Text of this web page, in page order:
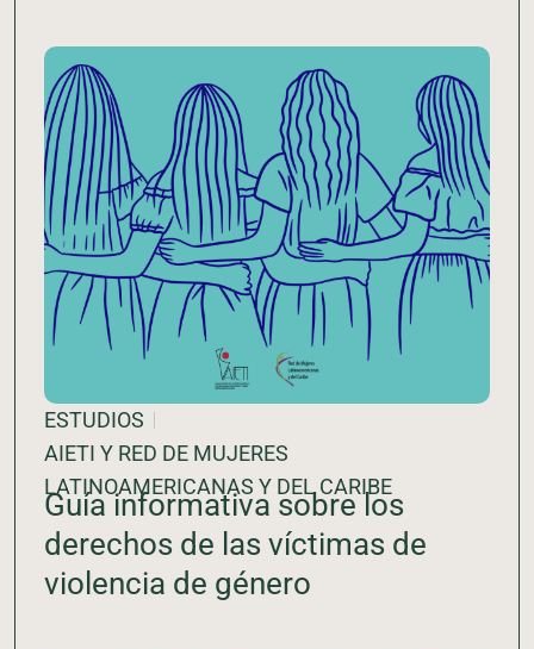
ESTUDIOS
AIETI Y RED DE MUJERES
LATINOAMERICANAS Y DEL CARIBE
Guía informativa sobre los
derechos de las víctimas de
violencia de género